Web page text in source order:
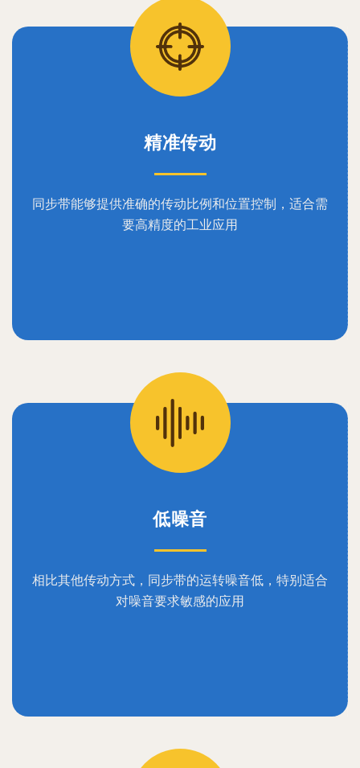
精准传动
同步带能够提供准确的传动比例和位置控制，适合需
要高精度的工业应用
低噪音
相比其他传动方式，同步带的运转噪音低，特别适合
对噪音要求敏感的应用